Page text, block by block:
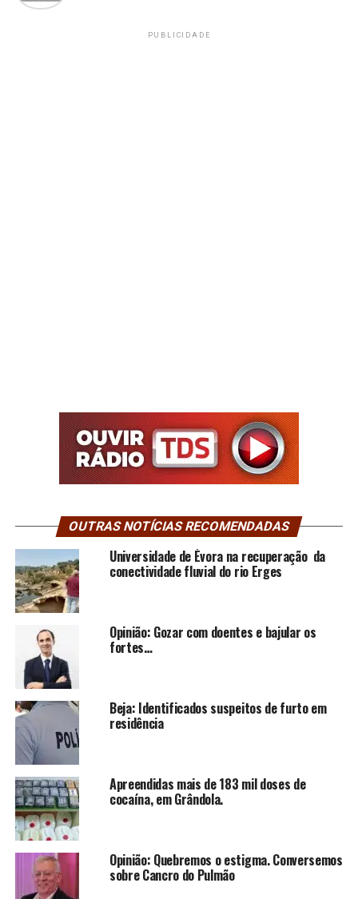
PUBLICIDADE
OUTRAS NOTÍCIAS RECOMENDADAS
Universidade de Évora na recuperação da
conectividade fluvial do rio Erges
Opinião: Gozar com doentes e bajular os
fortes…
Beja: Identificados suspeitos de furto em
residência
Apreendidas mais de 183 mil doses de
cocaína, em Grândola.
Opinião: Quebremos o estigma. Conversemos
sobre Cancro do Pulmão